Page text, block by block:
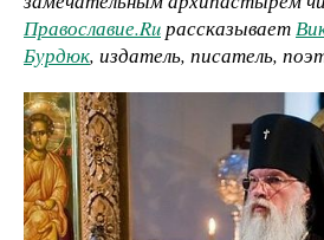
Православие.Ruрассказывает
Бурдюк, издатель, писатель,